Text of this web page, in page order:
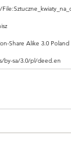
Share Alike 3.0 Poland
by-sa/3.0/pl/deed.en